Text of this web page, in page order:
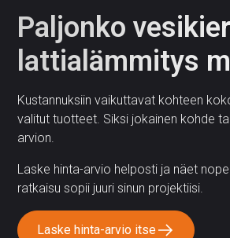
Paljonko
lattialämmitys
Kustannuksiin vaikuttavat kohteen
valitut tuotteet. Siksi jokainen kohde
arvion.
Laske hinta-arvio helposti ja näet
ratkaisu sopii juuri sinun projektiisi.
Laske hinta-arvio itse